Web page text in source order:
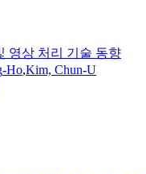
영상 처리 기술 동향
-Ho,Kim, Chun-U